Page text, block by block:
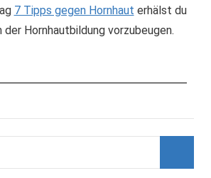
7 Tipps gegen Hornhaut erhälst du
Hornhautbildung vorzubeugen.